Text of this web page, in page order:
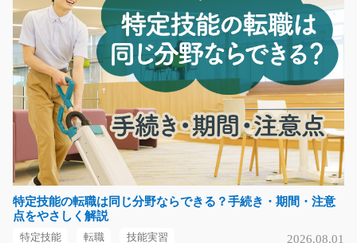
未経験の方も大歓迎です！難しい作業はありません！機
械部品のモクモク組…
長期（3ヶ月以上）
時給1100円～時給1375円
滋賀県蒲生郡日野町
気になる
児童発達支援管理スタッフ/y01_02063
デイサービスにて児童発達支援管理責任者をお任せしま
す！ 発達に特性の…
特定技能の転職は同じ分野ならできる？手続き・期間・注意
点をやさしく解説
特定技能 転職 技能実習 2026.08.01